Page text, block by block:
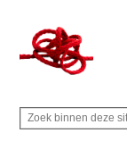
naar
de
inhoud
secondary
naar
de
sidebar
naar
de
Rechts
Z
Z